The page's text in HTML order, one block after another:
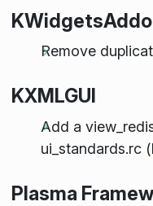
Remove
KXMLGUI
Add a
ui_standards.rc
Plasma